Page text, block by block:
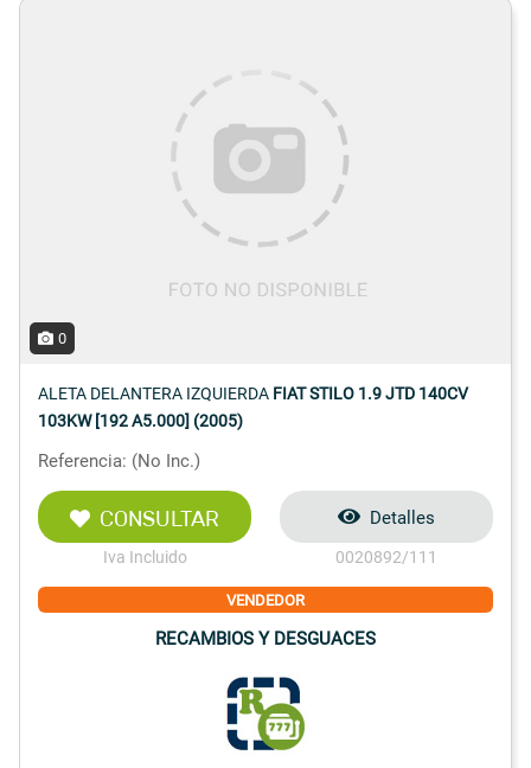
0
ALETA DELANTERA IZQUIERDA FIAT STILO 1.9 JTD 140CV
103KW [192 A5.000] (2005)
Referencia: (No Inc.)
CONSULTAR
Iva Incluido
Detalles
0020892/111
VENDEDOR
RECAMBIOS Y DESGUACES